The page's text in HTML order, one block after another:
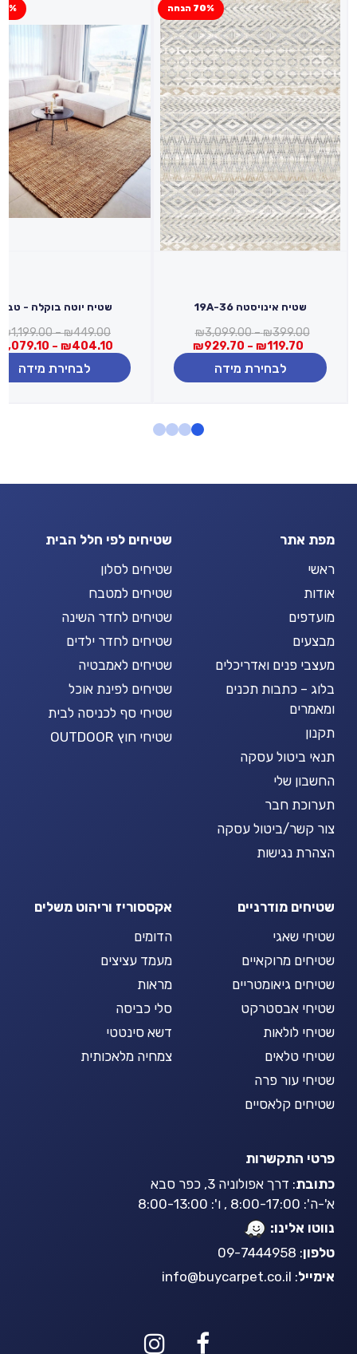
70% הנחה
שטיח אינויסטה 19A-36
₪399.00
–
₪3,099.00
טווח
מחירים:
⁦₪3,099.00⁩
₪119.70
–
₪929.70
טווח
מחירים:
עד
לבחירת מידה
10%
שטיח יוטה בוקלה -
₪449.00
–
₪1,199.00
₪404.10
–
1,079.10
לבחירת מידה
מפת אתר
ראשי
אודות
מועדפים
מבצעים
מעצבי פנים ואדריכלים
בלוג – כתבות תכנים
ומאמרים
תקנון
תנאי ביטול עסקה
החשבון שלי
תערוכת חבר
צור קשר/ביטול עסקה
הצהרת נגישות
שטיחים לפי חלל הבית
שטיחים לסלון
שטיחים למטבח
שטיחים לחדר השינה
שטיחים לחדר ילדים
שטיחים לאמבטיה
שטיחים לפינת אוכל
שטיחי סף לכניסה לבית
שטיחי חוץ OUTDOOR
שטיחים מודרניים
שטיחי שאגי
שטיחים מרוקאיים
שטיחים גיאומטריים
שטיחי אבסטרקט
שטיחי לולאות
שטיחי טלאים
שטיחי עור פרה
שטיחים קלאסיים
אקססוריז וריהוט משלים
הדומים
מעמד עציצים
מראות
סלי כביסה
דשא סינטטי
צמחיה מלאכותית
פרטי התקשרות
כתובת: דרך אפולוניה 3, כפר סבא
א'-ה': 8:00-17:00 , ו': 8:00-13:00
נווטו אלינו:
טלפון: 09-7444958
אימייל:
info@buycarpet.co.il